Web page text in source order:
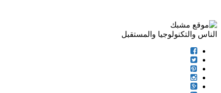
الناس والتكنولوجيا والمستقبل